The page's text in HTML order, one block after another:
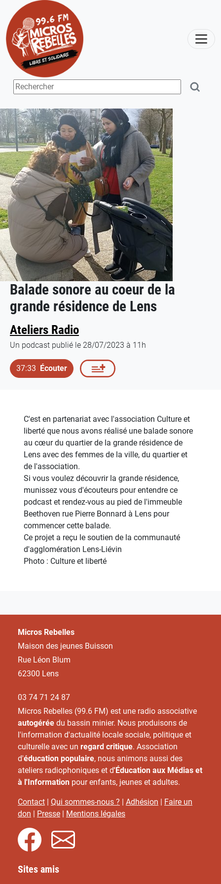
Balade sonore au coeur de la
grande résidence de Lens
Ateliers Radio
Un podcast publié le 28/07/2023 à 11h
37:33 Écouter
C'est en partenariat avec l'association Culture et
liberté que nous avons réalisé une balade sonore
au cœur du quartier de la grande résidence de
Lens avec des femmes de la ville, du quartier et
de l'association.
Si vous voulez découvrir la grande résidence,
munissez vous d'écouteurs pour entendre ce
podcast et rendez-vous au pied de l'immeuble
Beethoven rue Pierre Bonnard à Lens pour
commencer cette balade.
Ce projet a reçu le soutien de la communauté
d'agglomération Lens-Liévin
Photo : Culture et liberté
Micros Rebelles
Maison des jeunes Buisson
Rue Léon Blum
62300 Lens
03 74 71 24 87
Micros Rebelles (99.6 FM) est une radio associative
autogérée du bassin minier. Nous produisons de
l'information d'actualité locale sociale, politique et
culturelle avec un regard critique. Association
d'éducation populaire, nous animons aussi des
ateliers radiophoniques et d'Éducation aux Médias et
à l'Information pour enfants, jeunes et adultes.
Contact | Qui sommes-nous ? | Adhésion | Faire un
don | Presse | Mentions légales
Sites amis